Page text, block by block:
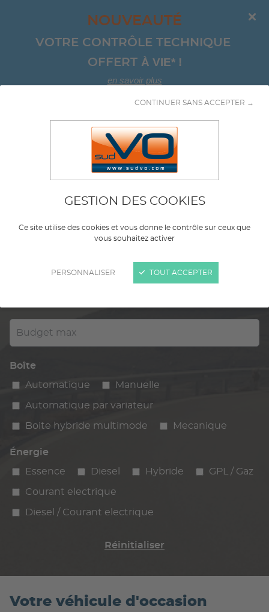
GESTION DES COOKIES
Ce site utilise des cookies et vous donne le contrôle sur ceux que
vous souhaitez activer
PERSONNALISER
CONTINUER SANS ACCEPTER →
TOUT ACCEPTER
NOUVEAUTÉ
VOTRE CONTRÔLE TECHNIQUE
OFFERT À VIE*!
en savoir plus
Aller au contenu
Budget max
Boîte
Automatique
Manuelle
Automatique par variateur
Boite hybride multimode Mecanique
Énergie
Essence
Diesel Hybride GPL / Gaz
Courant electrique
Diesel / Courant electrique
Réinitialiser
Votre véhicule d'occasion